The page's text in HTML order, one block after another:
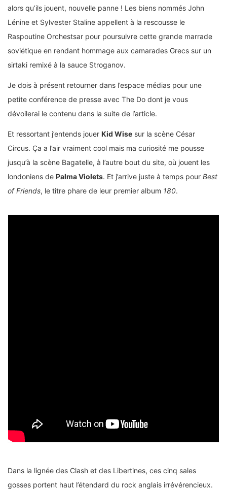
alors qu’ils jouent, nouvelle panne ! Les biens nommés John
Lénine et Sylvester Staline appellent à la rescousse le
Raspoutine Orchestsar pour poursuivre cette grande marrade
soviétique en rendant hommage aux camarades Grecs sur un
sirtaki remixé à la sauce Stroganov.
Je dois à présent retourner dans l’espace médias pour une
petite conférence de presse avec The Do dont je vous
dévoilerai le contenu dans la suite de l’article.
Et ressortant j’entends jouer Kid Wise sur la scène César
Circus. Ça a l’air vraiment cool mais ma curiosité me pousse
jusqu’à la scène Bagatelle, à l’autre bout du site, où jouent les
londoniens de Palma Violets. Et j’arrive juste à temps pour Best
of Friends, le titre phare de leur premier album 180.
Dans la lignée des Clash et des Libertines, ces cinq sales
gosses portent haut l’étendard du rock anglais irrévérencieux.